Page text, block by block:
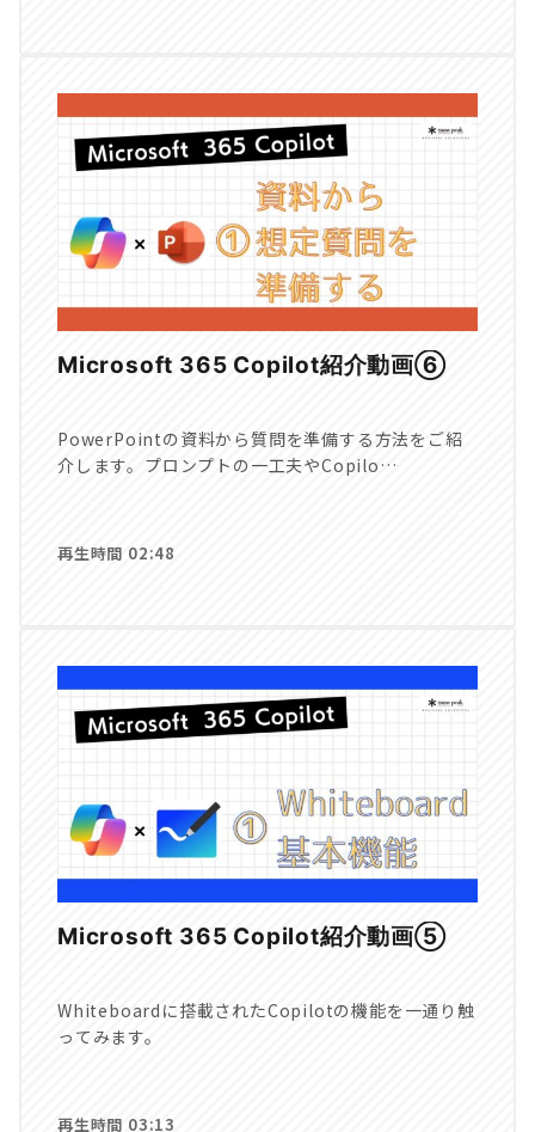
Microsoft 365 Copilot紹介動画⑥
PowerPointの資料から質問を準備する方法をご紹
介します。プロンプトの一工夫やCopilo…
再生時間 02:48
Microsoft 365 Copilot紹介動画⑤
Whiteboardに搭載されたCopilotの機能を一通り触
ってみます。
再生時間 03:13